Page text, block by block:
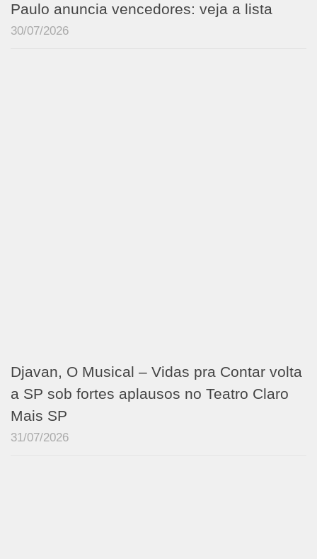
Paulo anuncia vencedores: veja a lista
30/07/2026
Djavan, O Musical – Vidas pra Contar volta
a SP sob fortes aplausos no Teatro Claro
Mais SP
31/07/2026